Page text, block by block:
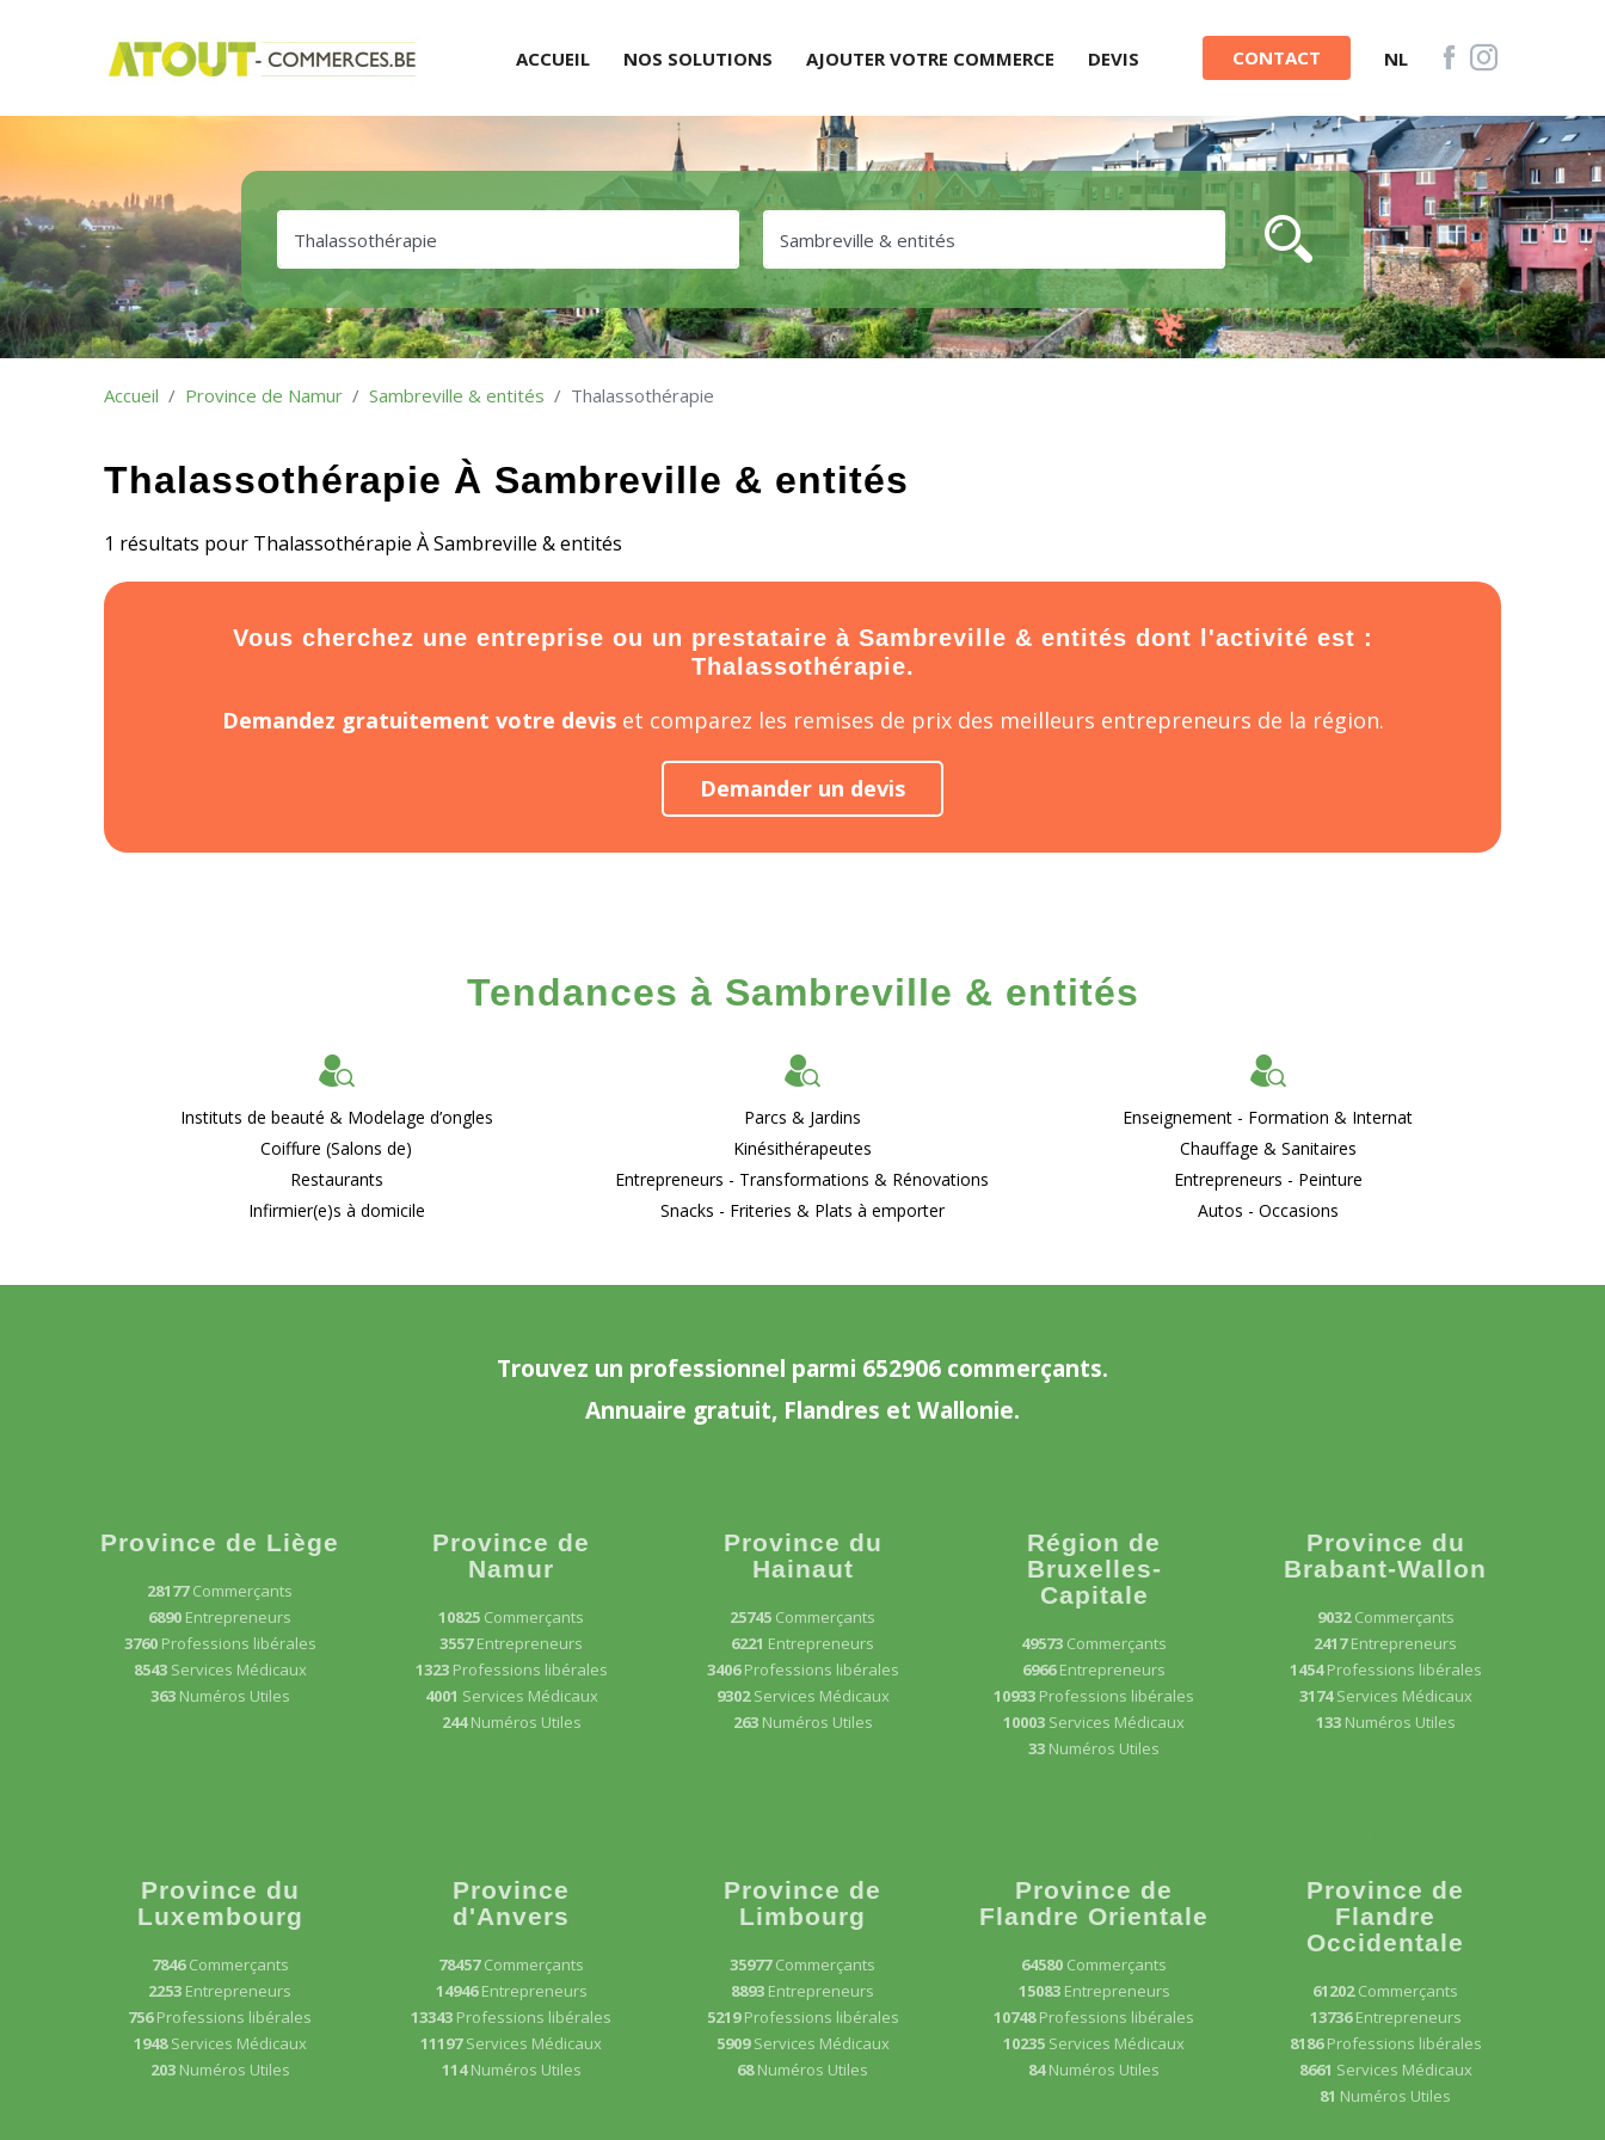
ACCUEIL NOS SOLUTIONS AJOUTER VOTRE COMMERCE DEVIS CONTACT NL
Accueil Province de Namur Sambreville & entités Thalassothérapie
Thalassothérapie À Sambreville & entités
1 résultats pour Thalassothérapie À Sambreville & entités
Vous cherchez une entreprise ou un prestataire à Sambreville & entités dont l'activité est :
Thalassothérapie.
Demandez gratuitement votre deviset comparez les remises de prix des meilleurs entrepreneurs de la région.
Demander un devis
Tendances à Sambreville & entités
Instituts de beauté & Modelage d’ongles
Coiffure (Salons de)
Restaurants
Infirmier(e)s à domicile
Parcs & Jardins
Kinésithérapeutes
Entrepreneurs - Transformations & Rénovations
Snacks - Friteries & Plats à emporter
Enseignement - Formation & Internat
Chauffage & Sanitaires
Entrepreneurs - Peinture
Autos - Occasions
Trouvez un professionnel parmi 652906 commerçants.
Annuaire gratuit, Flandres et Wallonie.
Province de Liège
28177Commerçants
6890 Entrepreneurs
3760 Professions libérales
8543 Services Médicaux
363 Numéros Utiles
Province de
Namur
10825 Commerçants
3557Entrepreneurs
1323 Professions libérales
4001 Services Médicaux
244Numéros Utiles
Province du
Hainaut
25745 Commerçants
6221 Entrepreneurs
3406Professions libérales
9302Services Médicaux
263 Numéros Utiles
Région de
Bruxelles-
Capitale
49573 Commerçants
6966Entrepreneurs
10933 Professions libérales
10003 Services Médicaux
33 Numéros Utiles
Province du
Brabant-Wallon
9032Commerçants
2417Entrepreneurs
1454Professions libérales
3174Services Médicaux
133 Numéros Utiles
Province du
Luxembourg
7846Commerçants
2253 Entrepreneurs
756Professions libérales
1948Services Médicaux
203 Numéros Utiles
Province
d'Anvers
78457Commerçants
14946Entrepreneurs
13343 Professions libérales
11197Services Médicaux
114Numéros Utiles
Province de
Limbourg
35977Commerçants
8893 Entrepreneurs
5219Professions libérales
5909Services Médicaux
68Numéros Utiles
Province de
Flandre Orientale
64580 Commerçants
15083 Entrepreneurs
10748Professions libérales
10235 Services Médicaux
84Numéros Utiles
Province de
Flandre
Occidentale
61202Commerçants
13736Entrepreneurs
8186Professions libérales
8661 Services Médicaux
81 Numéros Utiles